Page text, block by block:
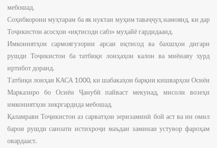
мебошад.
Соҳибкорони муҳтарам ба як нуктаи муҳим таваҷҷуҳ намоянд, ки дар
Тоҷикистон асосҳои «иқтисоди сабз» муҳайё гардидаанд.
Имкониятҳои сармоягузории арсаи иқтисод ва бахшҳои дигари
рушди Тоҷикистон ба татбиқи лоиҳаҳои калон ва миёнаву хурд
иртибот доранд.
Татбиқи лоиҳаи КАСА 1000, ки шабакаҳои барқии кишварҳои Осиёи
Марказиро бо Осиёи Ҷанубӣ пайваст мекунад, мисоли возеҳи
имкониятҳои зикргардида мебошад.
Қаламрави Тоҷикистон аз сарватҳои зеризаминӣ бой аст ва ин омил
барои рушди саноати истихроҷи маъдан заминаи устувор фароҳам
овардааст.